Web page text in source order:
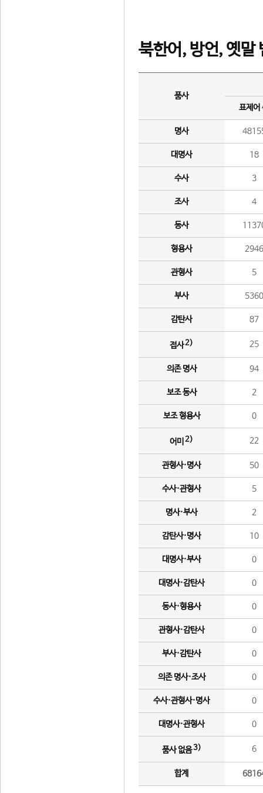
북한어, 방언, 옛말
품사
표제어
명사
대명사 18
수사 3
조사 4
동사
형용사 2946
관형사 5
부사 5360
감탄사 87
접사2) 25
의존 명사 94
보조 동사 2
보조 형용사 0
어미 2) 22
관형사·명사 50
수사·관형사 5
명사·부사 2
감탄사·명사 10
대명사·부사 0
대명사·감탄사 0
동사·형용사 0
관형사·감탄사 0
부사·감탄사 0
의존 명사·조사 0
수사·관형사·명사 0
대명사·관형사 0
품사 없음3) 6
합계